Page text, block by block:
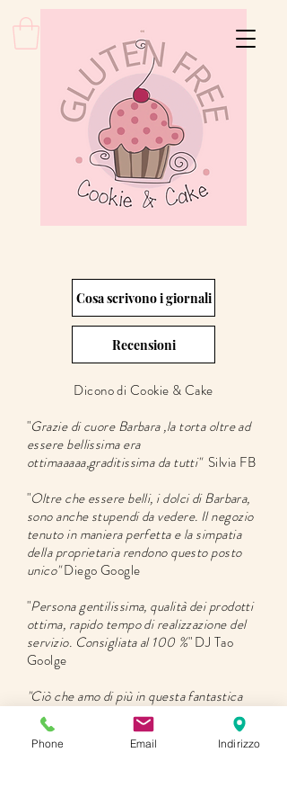
Cosa scrivono i giornali
Recensioni
Dicono di Cookie & Cake
"Grazie di cuore Barbara ,la torta oltre ad
essere bellissima era
ottimaaaaa,graditissima da tutti" Silvia FB
"Oltre che essere belli, i dolci di Barbara,
sono anche stupendi da vedere. Il negozio
tenuto in maniera perfetta e la simpatia
della proprietaria rendono questo posto
unico"DiegoGoogle
"Persona gentilissima, qualità dei prodotti
ottima, rapido tempo di realizzazione del
servizio. Consigliata al 100 %" DJ Tao
Goolge
"Ciò che amo di più in questa fantastica
pasticcera è la sua creatività, per ogni
occasione mettersi nella sue mani è un
successo garantito con tutti i propri
Phone Email Indirizzo